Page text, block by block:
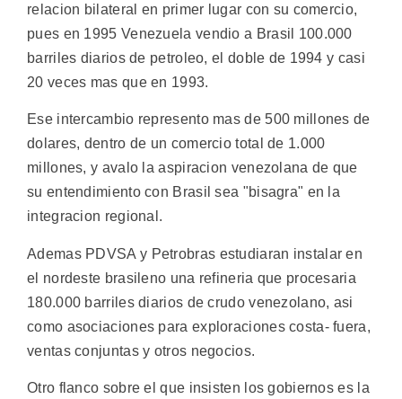
relacion bilateral en primer lugar con su comercio,
pues en 1995 Venezuela vendio a Brasil 100.000
barriles diarios de petroleo, el doble de 1994 y casi
20 veces mas que en 1993.
Ese intercambio represento mas de 500 millones de
dolares, dentro de un comercio total de 1.000
millones, y avalo la aspiracion venezolana de que
su entendimiento con Brasil sea "bisagra" en la
integracion regional.
Ademas PDVSA y Petrobras estudiaran instalar en
el nordeste brasileno una refineria que procesaria
180.000 barriles diarios de crudo venezolano, asi
como asociaciones para exploraciones costa- fuera,
ventas conjuntas y otros negocios.
Otro flanco sobre el que insisten los gobiernos es la